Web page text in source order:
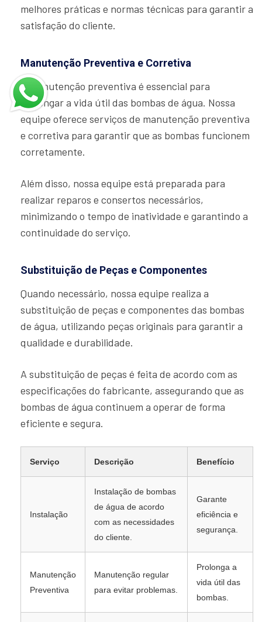
melhores práticas e normas técnicas para garantir a
satisfação do cliente.
Manutenção Preventiva e Corretiva
A manutenção preventiva é essencial para
prolongar a vida útil das bombas de água. Nossa
equipe oferece serviços de manutenção preventiva
e corretiva para garantir que as bombas funcionem
corretamente.
Além disso, nossa equipe está preparada para
realizar reparos e consertos necessários,
minimizando o tempo de inatividade e garantindo a
continuidade do serviço.
Substituição de Peças e Componentes
Quando necessário, nossa equipe realiza a
substituição de peças e componentes das bombas
de água, utilizando peças originais para garantir a
qualidade e durabilidade.
A substituição de peças é feita de acordo com as
especificações do fabricante, assegurando que as
bombas de água continuem a operar de forma
eficiente e segura.
Serviço Descrição Benefício
Instalação
Instalação de bombas
de água de acordo
com as necessidades
do cliente.
Garante
eficiência e
segurança.
Manutenção
Preventiva
Manutenção regular
para evitar problemas.
Prolonga a
vida útil das
bombas.